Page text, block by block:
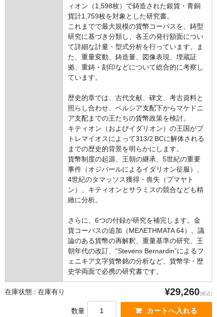
ィオン（1,598枚）で鋳造された銀貨・青銅
貨計1,759枚を対象とした研究書。
これまでで最大規模の貨幣コーパスを、鋳型
研究に基づき分類し、各王の発行額面につい
て詳細な計量・型式分析を行っています。ま
た、重量変動、鋳造量、図像表現、埋蔵証
拠、重鋳・刻印などについて総合的に考察し
ています。
歴史的章では、古代文献、碑文、考古資料と
照らし合わせ、ペルシア支配下からマケドニ
ア支配までの王たちの貨幣政策を検討。
キティオン（およびイダリオン）の王国がプ
トレマイオスによって313/2 BCに解体される
までの歴史的背景を明らかにします。
貨幣制度の起源、王朝の継承、5世紀の重要
事件（オジバールによるイダリオン征服）、
4世紀のタマッソス獲得・喪失（プマヤト
ン）、キティオンとサラミスの競合なども精
緻に分析。
さらに、6つの付録が研究を補完します。金
貨コーパスの追加（ΜΕΛΕΤΗΜΑΤΑ 64）、議
論のある貨幣の再解釈、重量基準の研究、王
朝年代の改訂、”Stevens Bernardin”によるフ
ェニキア文字貨幣銘の分析など、貨幣学・歴
史学両面で必携の研究書です。
在庫状態 : 在庫有り ¥29,260(税込)
数量